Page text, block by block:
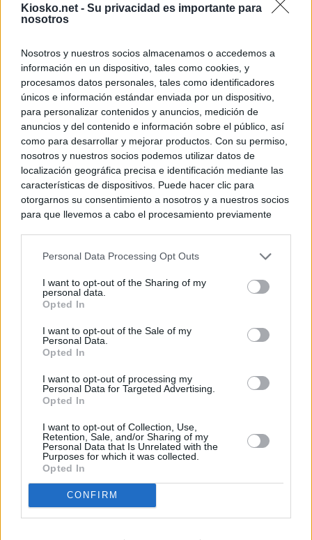
Kiosko.net - Su privacidad es importante para
nosotros
Nosotros y nuestros socios almacenamos o accedemos a
información en un dispositivo, tales como cookies, y
procesamos datos personales, tales como identificadores
únicos e información estándar enviada por un dispositivo,
para personalizar contenidos y anuncios, medición de
anuncios y del contenido e información sobre el público, así
como para desarrollar y mejorar productos. Con su permiso,
nosotros y nuestros socios podemos utilizar datos de
localización geográfica precisa e identificación mediante las
características de dispositivos. Puede hacer clic para
otorgarnos su consentimiento a nosotros y a nuestros socios
para que llevemos a cabo el procesamiento previamente
negar su consentimiento. Tenga en cuenta que algún
de su consentimiento, pero usted tiene el derecho de
rechazar tal procesamiento. Sus preferencias se aplicarán
cualquier momento entrando de nuevo en este sitio web o
visitando nuestra política de privacidad.
Personal Data Processing Opt Outs
I want to opt-out of the Sharing of my
personal data.
Opted In
I want to opt-out of the Sale of my
Personal Data.
Opted In
I want to opt-out of processing my
Personal Data for Targeted Advertising.
Opted In
I want to opt-out of Collection, Use,
Retention, Sale, and/or Sharing of my
Personal Data that Is Unrelated with the
Purposes for which it was collected.
Opted In
CONFIRM